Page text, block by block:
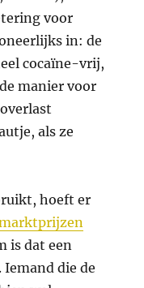
voor
in: de
cocaïne-vrij,
manier voor
als ze
hoeft er
is dat een
die de